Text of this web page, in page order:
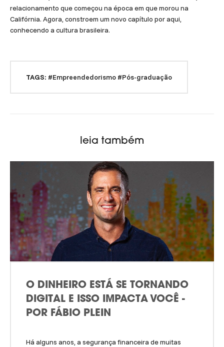
relacionamento que começou na época em que morou na
Califórnia. Agora, constroem um novo capítulo por aqui,
conhecendo a cultura brasileira.
TAGS: #Empreendedorismo #Pós-graduação
leia também
O DINHEIRO ESTÁ SE TORNANDO
DIGITAL E ISSO IMPACTA VOCÊ -
POR FÁBIO PLEIN
Há alguns anos, a segurança financeira de muitas